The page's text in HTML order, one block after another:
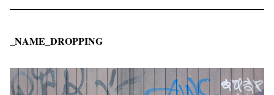
_NAME_DROPPING